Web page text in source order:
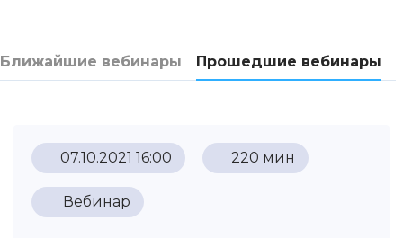
Ближайшие вебинары Прошедшие вебинары
07.10.2021 16:00 220 мин
Вебинар